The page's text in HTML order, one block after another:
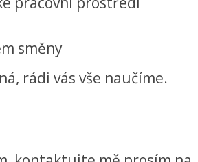
směny
rádi vás vše naučíme.